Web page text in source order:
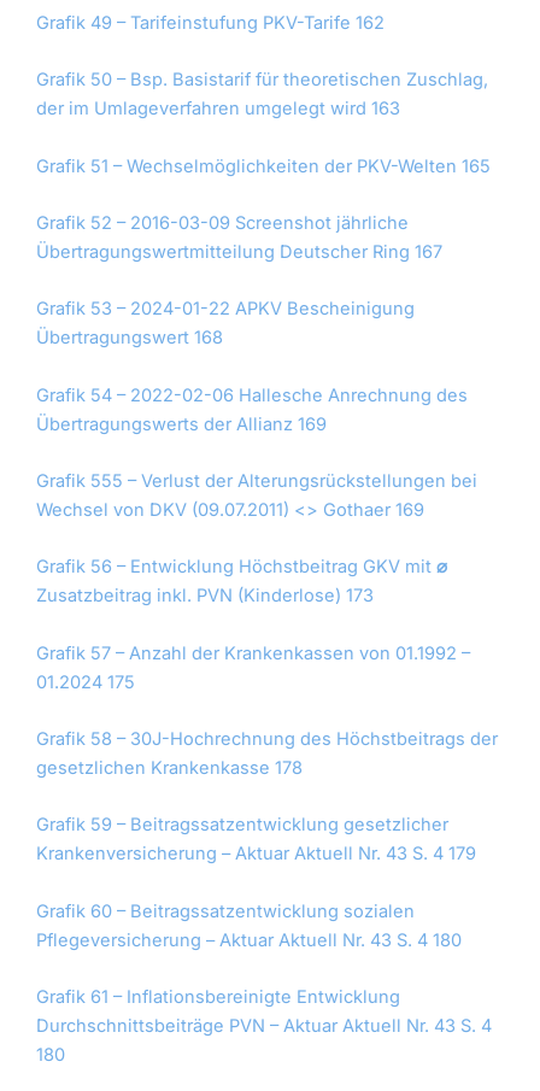
Grafik 49 – Tarifeinstufung PKV-Tarife 162
Grafik 50 – Bsp. Basistarif für theoretischen Zuschlag,
der im Umlageverfahren umgelegt wird 163
Grafik 51 – Wechselmöglichkeiten der PKV-Welten 165
Grafik 52 – 2016-03-09 Screenshot jährliche
Übertragungswertmitteilung Deutscher Ring 167
Grafik 53 – 2024-01-22 APKV Bescheinigung
Übertragungswert 168
Grafik 54 – 2022-02-06 Hallesche Anrechnung des
Übertragungswerts der Allianz 169
Grafik 555 – Verlust der Alterungsrückstellungen bei
Wechsel von DKV (09.07.2011) <> Gothaer 169
Grafik 56 – Entwicklung Höchstbeitrag GKV mit ⌀
Zusatzbeitrag inkl. PVN (Kinderlose) 173
Grafik 57 – Anzahl der Krankenkassen von 01.1992 –
01.2024 175
Grafik 58 – 30J-Hochrechnung des Höchstbeitrags der
gesetzlichen Krankenkasse 178
Grafik 59 – Beitragssatzentwicklung gesetzlicher
Krankenversicherung – Aktuar Aktuell Nr. 43 S. 4 179
Grafik 60 – Beitragssatzentwicklung sozialen
Pflegeversicherung – Aktuar Aktuell Nr. 43 S. 4 180
Grafik 61 – Inflationsbereinigte Entwicklung
Durchschnittsbeiträge PVN – Aktuar Aktuell Nr. 43 S. 4
180